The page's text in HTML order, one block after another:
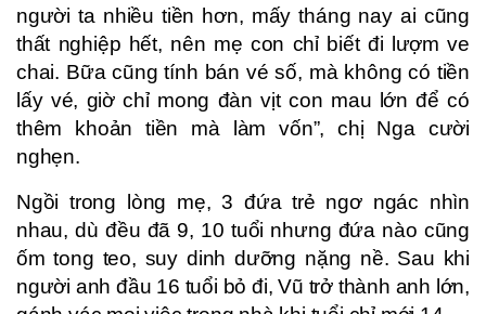
người ta nhiều tiền hơn, mấy tháng nay ai cũng
thất nghiệp hết, nên mẹ con chỉ biết đi lượm ve
chai. Bữa cũng tính bán vé số, mà không có tiền
lấy vé, giờ chỉ mong đàn vịt con mau lớn để có
thêm khoản tiền mà làm vốn”, chị Nga cười
nghẹn.
Ngồi trong lòng mẹ, 3 đứa trẻ ngơ ngác nhìn
nhau, dù đều đã 9, 10 tuổi nhưng đứa nào cũng
ốm tong teo, suy dinh dưỡng nặng nề. Sau khi
người anh đầu 16 tuổi bỏ đi, Vũ trở thành anh lớn,